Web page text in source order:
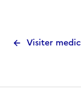
Visiter